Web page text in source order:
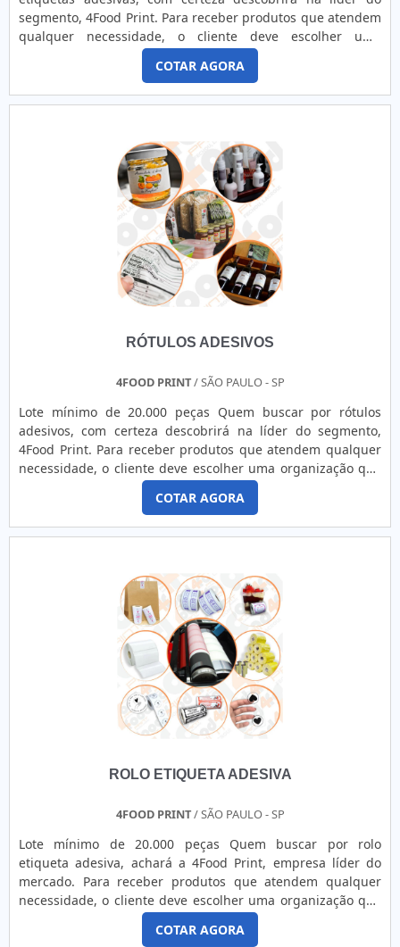
segmento, 4Food Print. Para receber produtos que atendem
qualquer necessidade, o cliente deve escolher uma
organização que se destaque por um bom suporte pré-
venda e tenha ampla experiência no ramo.Quando a
temática é venda de etiquetas adesivas, com a melhor mão
de obra da 4Food Print o cliente obterá assertividade e
COTAR AGORA
RÓTULOS ADESIVOS
4FOOD PRINT/ SÃO PAULO - SP
Lote mínimo de 20.000 peças Quem buscar por rótulos
adesivos, com certeza descobrirá na líder do segmento,
4Food Print. Para receber produtos que atendem qualquer
necessidade, o cliente deve escolher uma organização que
se destaque por um bom suporte pré-venda e tenha ampla
experiência no ramo.MAIS DETALHES INTERESSANTES
SOBRE RÓTULOS ADESIVOSQuem precisa de rótulos
adesivos em uma empresa comprometida com seus
COTAR AGORA
ROLO ETIQUETA ADESIVA
4FOOD PRINT/ SÃO PAULO - SP
Lote mínimo de 20.000 peças Quem buscar por rolo
etiqueta adesiva, achará a 4Food Print, empresa líder do
mercado. Para receber produtos que atendem qualquer
necessidade, o cliente deve escolher uma organização que
se destaque por um bom suporte pré-venda e tenha ampla
experiência no ramo.Quando a questão é rolo etiqueta
COTAR AGORA